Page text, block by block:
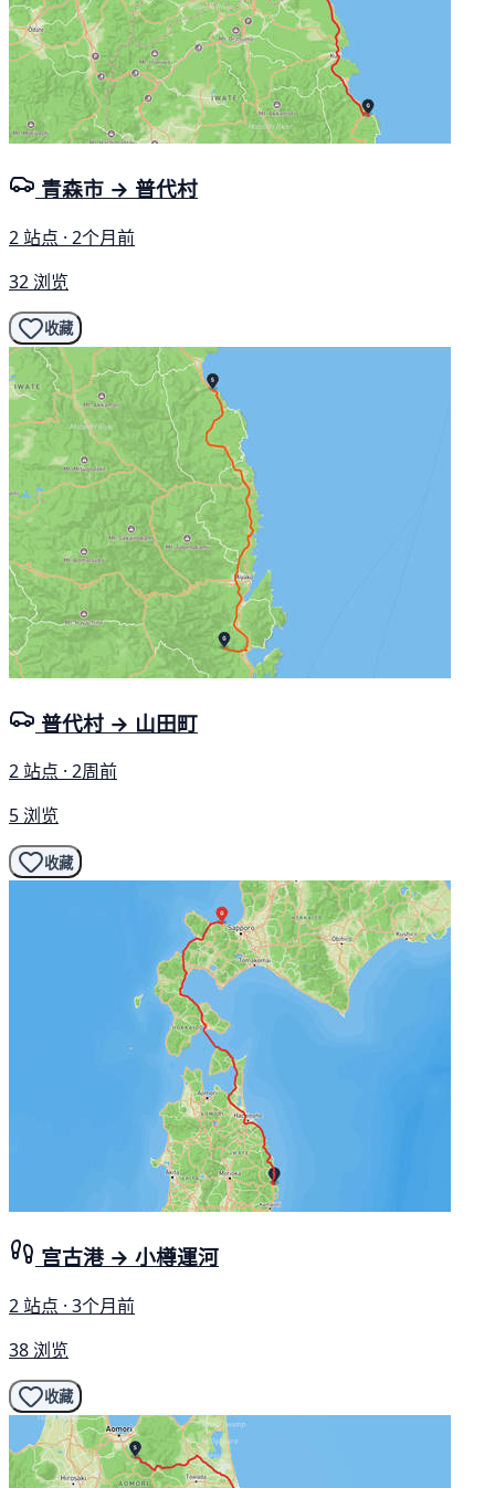
青森市 → 普代村
2 站点 · 2个月前
32 浏览
收藏
普代村 → 山田町
2 站点 · 2周前
5 浏览
收藏
宫古港 → 小樽運河
2 站点 · 3个月前
38 浏览
收藏